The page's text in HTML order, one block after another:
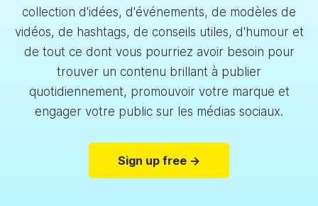
collection d'idées, d'événements, de modèles de
vidéos, de hashtags, de conseils utiles, d'humour et
de tout ce dont vous pourriez avoir besoin pour
trouver un contenu brillant à publier
quotidiennement, promouvoir votre marque et
engager votre public sur les médias sociaux.
Sign up free →